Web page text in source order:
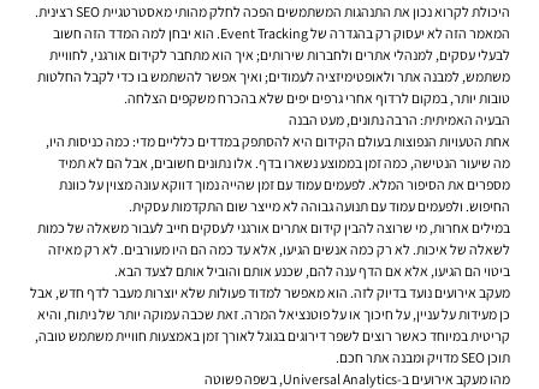
היכולת לקרוא נכון את התנהגות המשתמשים הפכה לחלק מהותי מאסטרטגיית SEO רצינית.
המאמר הזה לא יעסוק רק בהגדרה של Event Tracking. הוא יבחן למה המדד הזה חשוב
לבעלי עסקים, למנהלי אתרים ולחברות שירותים; איך הוא מתחבר לקידום אורגני, לחוויית
משתמש, למבנה אתר ולאופטימיזציה לעמודים; ואיך אפשר להשתמש בו כדי לקבל החלטות
טובות יותר, במקום לרדוף אחרי גרפים יפים שלא בהכרח משקפים הצלחה.
הבעיה האמיתית: הרבה נתונים, מעט הבנה
אחת הטעויות הנפוצות בעולם הקידום היא להסתפק במדדים כלליים מדי: כמה כניסות היו,
מה שיעור הנטישה, כמה זמן בממוצע נשארו בדף. אלו נתונים חשובים, אבל הם לא תמיד
מספרים את הסיפור המלא. לפעמים עמוד עם זמן שהייה נמוך דווקא עונה מצוין על כוונת
החיפוש. ולפעמים עמוד עם תנועה גבוהה לא מייצר שום התקדמות עסקית.
במילים אחרות, מי שרוצה להבין קידום אתרים אורגני לעסקים חייב לעבור משאלה של כמות
לשאלה של איכות. לא רק כמה אנשים הגיעו, אלא עד כמה הם היו מעורבים. לא רק מאיזה
ביטוי הם הגיעו, אלא אם הדף ענה להם, שכנע אותם והוביל אותם לצעד הבא.
מעקב אירועים נועד בדיוק לזה. הוא מאפשר למדוד פעולות שלא יוצרות מעבר לדף חדש, אבל
כן מעידות על עניין, על חיכוך או על פוטנציאל המרה. זאת שכבה עמוקה יותר של ניתוח, והיא
קריטית במיוחד כאשר רוצים לשפר דירוגים בגוגל לאורך זמן באמצעות חוויית משתמש טובה,
תוכן SEO מדויק ומבנה אתר חכם.
מהו מעקב אירועים ב-Universal Analytics, בשפה פשוטה